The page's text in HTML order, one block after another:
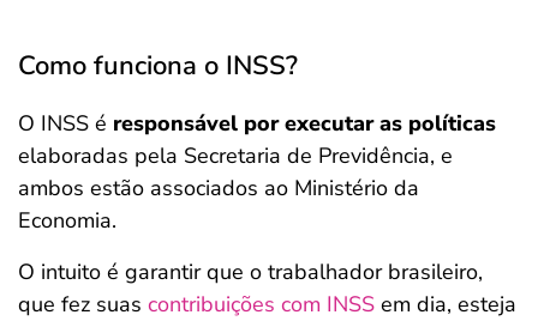
Como funciona o INSS?
O INSS é responsável por executar as políticas
elaboradas pela Secretaria de Previdência, e
ambos estão associados ao Ministério da
Economia.
O intuito é garantir que o trabalhador brasileiro,
que fez suas contribuições com INSS em dia, esteja